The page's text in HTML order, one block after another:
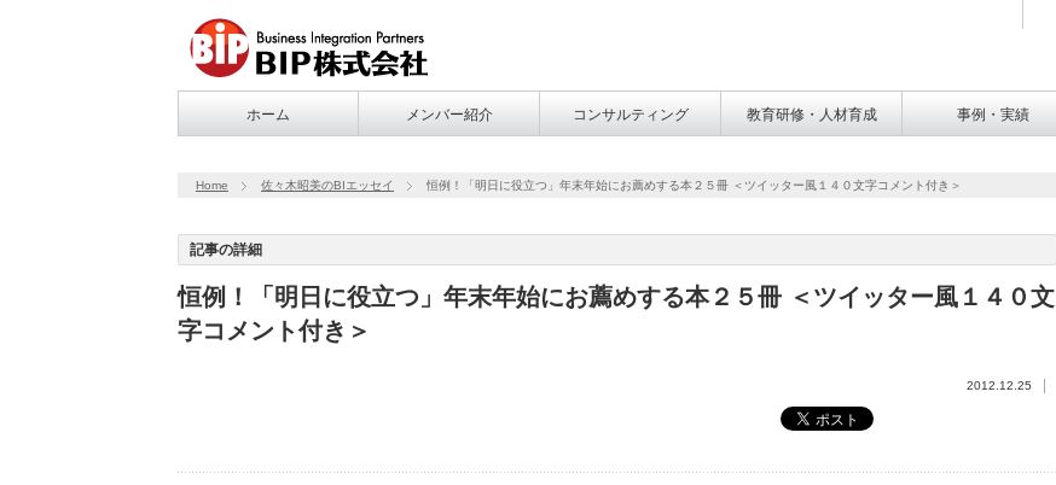
ホーム メンバー紹介 コンサルティング 教育研修・人材育成 事例・実績
Home 佐々木昭美のBIエッセイ 恒例！「明日に役立つ」年末年始にお薦めする本２５冊 ＜ツイッター風１４０文字コメント付き＞
記事の詳細
恒例！「明日に役立つ」年末年始にお薦めする本２５冊 ＜ツイッター風１４０文
字コメント付き＞
2012.12.25